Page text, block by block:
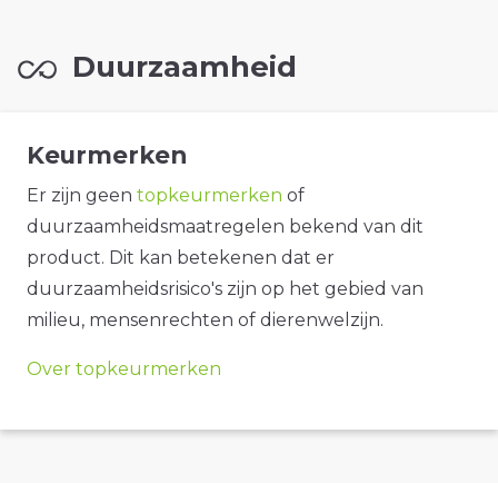
Duurzaamheid
Keurmerken
Er zijn geen topkeurmerken of
duurzaamheidsmaatregelen bekend van dit
product. Dit kan betekenen dat er
duurzaamheidsrisico's zijn op het gebied van
milieu, mensenrechten of dierenwelzijn.
Over topkeurmerken